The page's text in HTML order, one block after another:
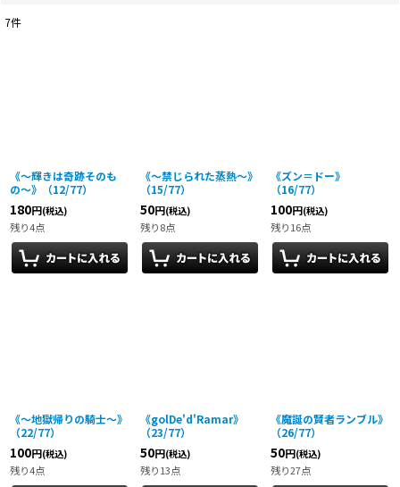
7件
《〜輝きは奇跡そのも
の〜》（12/77）
180円(税込)
残り4点
《〜禁じられた蒸熱〜》
（15/77）
50円(税込)
残り8点
《ズン＝ドー》
（16/77）
100円(税込)
残り16点
《〜地獄帰りの騎士〜》
（22/77）
100円(税込)
残り4点
《golDe'd'Ramar》
（23/77）
50円(税込)
残り13点
《魔誕の賢者ランブル》
（26/77）
50円(税込)
残り27点